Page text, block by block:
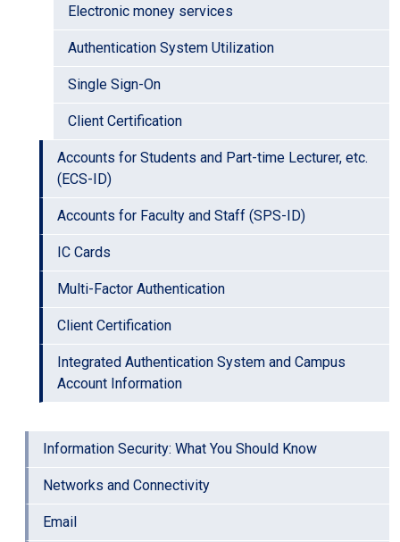
Electronic money services
Authentication System Utilization
Single Sign-On
Client Certification
Accounts for Students and Part-time Lecturer, etc.
(ECS-ID)
Accounts for Faculty and Staff (SPS-ID)
IC Cards
Multi-Factor Authentication
Client Certification
Integrated Authentication System and Campus
Account Information
Information Security: What You Should Know
Networks and Connectivity
Email